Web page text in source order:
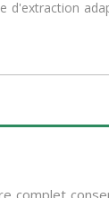
d'extraction